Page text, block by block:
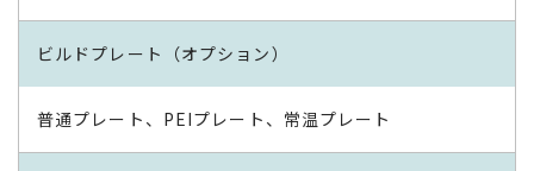
ビルドプレート（オプション）
普通プレート、PEIプレート、常温プレート